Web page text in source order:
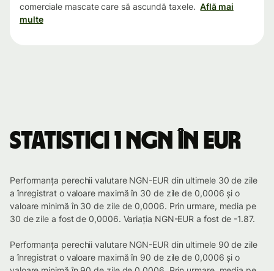
comerciale mascate care să ascundă taxele. Află mai
multe
Statistici 1 NGN în EUR
Performanța perechii valutare NGN-EUR din ultimele 30 de zile
a înregistrat o valoare maximă în 30 de zile de 0,0006 și o
valoare minimă în 30 de zile de 0,0006. Prin urmare, media pe
30 de zile a fost de 0,0006. Variația NGN-EUR a fost de -1.87.
Performanța perechii valutare NGN-EUR din ultimele 90 de zile
a înregistrat o valoare maximă în 90 de zile de 0,0006 și o